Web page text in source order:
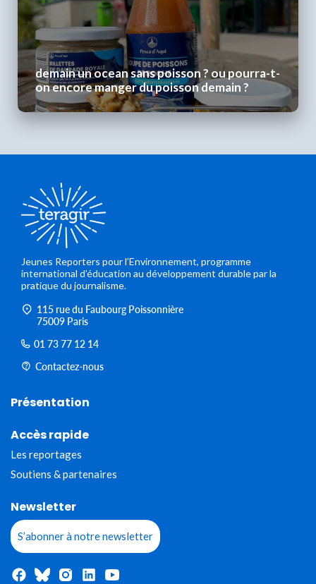
demain un ocean sans poisson ? ou pourra-t-
on encore manger du poisson demain ?
Jeunes Reporters pour l’Environnement, programme
international d’éducation au développement durable par la
pratique du journalisme.
115 rue du Faubourg Poissonnière
75009 Paris
01 73 77 12 14
Contactez-nous
Présentation
Accès rapide
Les reportages
Soutiens & partenaires
Newsletter
S’abonner à notre newsletter